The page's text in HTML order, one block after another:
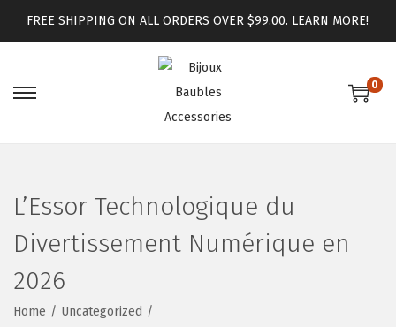
FREE SHIPPING ON ALL ORDERS OVER $99.00. LEARN MORE!
0
L’Essor Technologique du
Divertissement Numérique en
2026
Home / Uncategorized /